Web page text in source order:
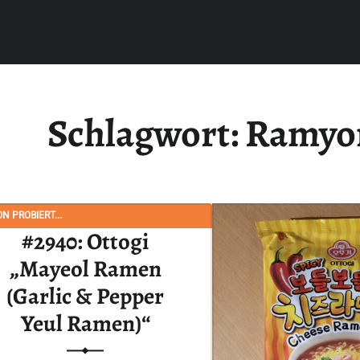
Schlagwort:
PROBIERT...
#2940: Ottogi
„Mayeol Ramen
(Garlic & Pepper
Yeul Ramen)“